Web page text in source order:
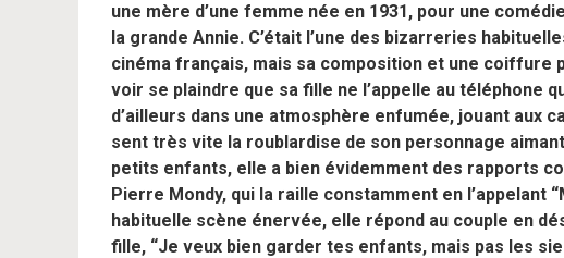
une mère d’une femme née en 1931, pour une
la grande Annie. C’était l’une des bizarreries
cinéma français, mais sa composition et une
voir se plaindre que sa fille ne l’appelle au téléphone
d’ailleurs dans une atmosphère enfumée, jouant aux
sent très vite la roublardise de son personnage
petits enfants, elle a bien évidemment des rapports
Pierre Mondy, qui la raille constamment en l’appelant
habituelle scène énervée, elle répond au couple en
fille, “Je veux bien garder tes enfants, mais pas les